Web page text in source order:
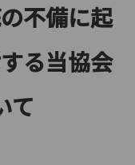
不備に起
る当協会
て